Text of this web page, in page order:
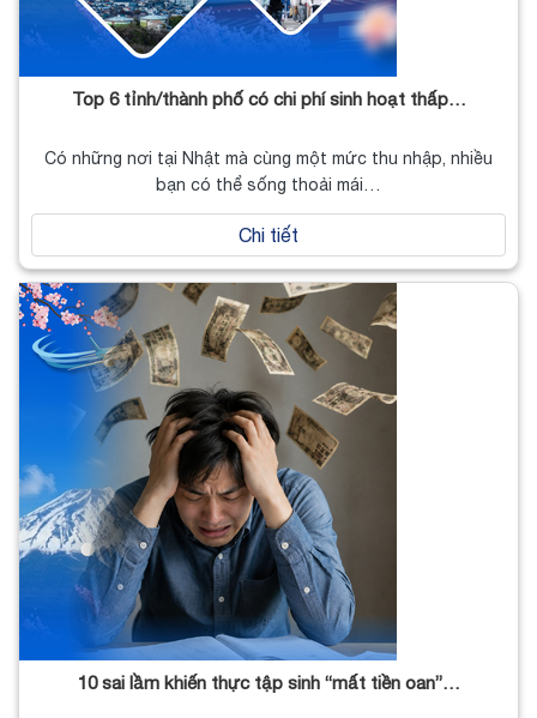
Top 6 tỉnh/thành phố có chi phí sinh hoạt thấp…
Có những nơi tại Nhật mà cùng một mức thu nhập, nhiều
bạn có thể sống thoải mái…
Chi tiết
10 sai lầm khiến thực tập sinh “mất tiền oan”…